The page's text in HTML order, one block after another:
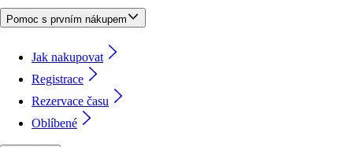
Pomoc s prvním nákupem
Jak nakupovat
Registrace
Rezervace času
Oblíbené